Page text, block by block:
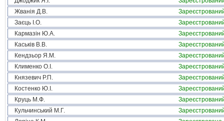
Жванія Д.В.
Заєць І.О.
Кармазін Ю.А.
Каськів В.В.
Кендзьор Я.М.
Клименко О.І.
Князевич Р.П.
Костенко Ю.І.
Круць М.Ф.
Кульчинський М.Г.